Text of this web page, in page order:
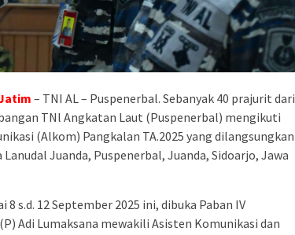
– TNI AL – Puspenerbal. Sebanyak 40 prajurit dari
TNl Angkatan Laut (Puspenerbal) mengikuti
(Alkom) Pangkalan TA.2025 yang dilangsungkan
Juanda, Puspenerbal, Juanda, Sidoarjo, Jawa
s.d. 12 September 2025 ini, dibuka Paban IV
Adi Lumaksana mewakili Asisten Komunikasi dan